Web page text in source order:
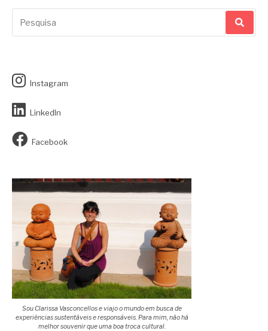
por:
Instagram
LinkedIn
Facebook
Sou Clarissa Vasconcellos e viajo o mundo em busca de
experiências sustentáveis e responsáveis. Para mim, não há
melhor souvenir que uma boa troca cultural.